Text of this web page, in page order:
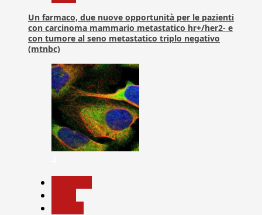
Un farmaco, due nuove opportunità per le pazienti
con carcinoma mammario metastatico hr+/her2- e
con tumore al seno metastatico triplo negativo
(mtnbc)